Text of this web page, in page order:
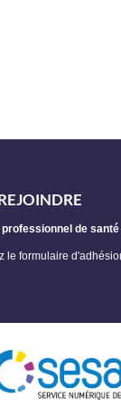
professionnel de santé
le formulaire